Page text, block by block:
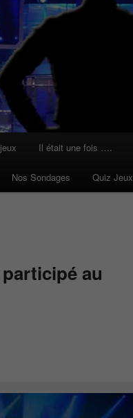
Il était une fois ….
Nos Sondages Quiz Jeux
au